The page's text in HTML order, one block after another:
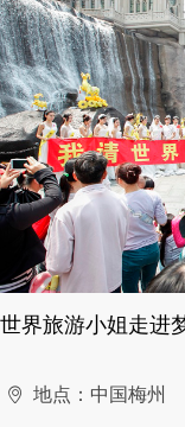
世界旅游小姐走进
ꄹ 地点：中国梅州